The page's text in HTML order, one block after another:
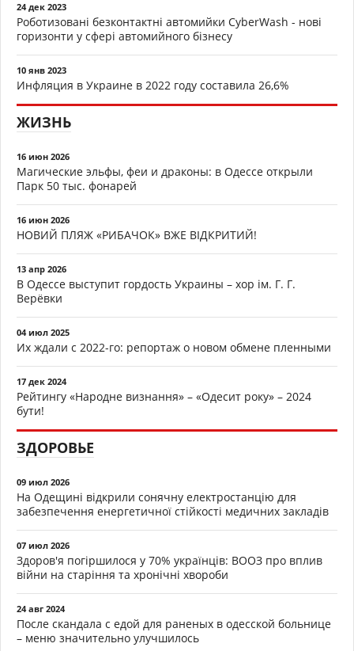
24 дек 2023
Роботизовані безконтактні автомийки CyberWash - нові
горизонти у сфері автомийного бізнесу
10 янв 2023
Инфляция в Украине в 2022 году составила 26,6%
ЖИЗНЬ
16 июн 2026
Магические эльфы, феи и драконы: в Одессе открыли
Парк 50 тыс. фонарей
16 июн 2026
НОВИЙ ПЛЯЖ «РИБАЧОК» ВЖЕ ВІДКРИТИЙ!
13 апр 2026
В Одессе выступит гордость Украины – хор ім. Г. Г.
Верёвки
04 июл 2025
Их ждали с 2022-го: репортаж о новом обмене пленными
17 дек 2024
Рейтингу «Народне визнання» – «Одесит року» – 2024
бути!
ЗДОРОВЬЕ
09 июл 2026
На Одещині відкрили сонячну електростанцію для
забезпечення енергетичної стійкості медичних закладів
07 июл 2026
Здоров'я погіршилося у 70% українців: ВООЗ про вплив
війни на старіння та хронічні хвороби
24 авг 2024
После скандала с едой для раненых в одесской больнице
– меню значительно улучшилось